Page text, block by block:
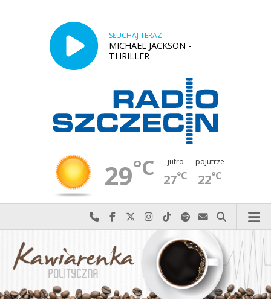
SŁUCHAJ TERAZ
MICHAEL JACKSON -
THRILLER
29°C jutro
27°C
pojutrze
22°C
Najlepiej po prostu do nas zadzwoń
Odwiedź nas na Facebook-u
Odwiedź nas na X
Odwiedź nas na Instagram-ie
Odwiedź nas na TikTok-u
Szukaj nas na Spotify
Wyślij do nas
Szukaj